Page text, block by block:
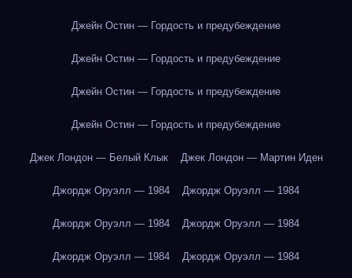
Джейн Остин — Гордость и предубеждение
Джейн Остин — Гордость и предубеждение
Джейн Остин — Гордость и предубеждение
Джейн Остин — Гордость и предубеждение
Джек Лондон — Белый Клык Джек Лондон — Мартин Иден
Джордж Оруэлл — 1984 Джордж Оруэлл — 1984
Джордж Оруэлл — 1984 Джордж Оруэлл — 1984
Джордж Оруэлл — 1984 Джордж Оруэлл — 1984